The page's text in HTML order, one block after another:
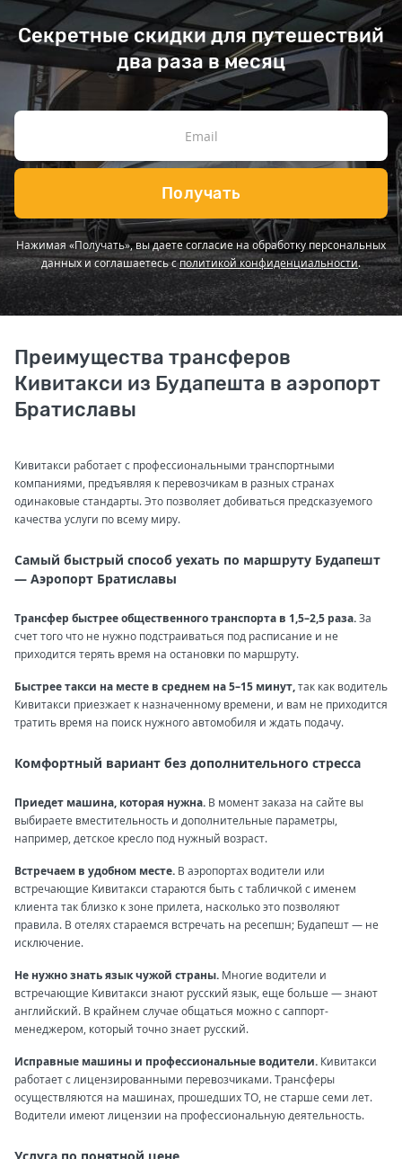
Секретные скидки для путешествий
два раза в месяц
Получать
Нажимая «Получать», вы даете согласие на обработку персональных
данных и соглашаетесь сполитикой конфиденциальности.
Преимущества трансферов
Кивитакси из Будапешта в аэропорт
Братиславы
Кивитакси работает с профессиональными транспортными
компаниями, предъявляя к перевозчикам в разных странах
одинаковые стандарты. Это позволяет добиваться предсказуемого
качества услуги по всему миру.
Самый быстрый способ уехать по маршруту Будапешт
— Аэропорт Братиславы
Трансфер быстрее общественного транспорта в 1,5–2,5 раза.За
счет того что не нужно подстраиваться под расписание и не
приходится терять время на остановки по маршруту.
Быстрее такси на месте в среднем на 5–15 минут,так как водитель
Кивитакси приезжает к назначенному времени, и вам не приходится
тратить время на поиск нужного автомобиля и ждать подачу.
Комфортный вариант без дополнительного стресса
Приедет машина, которая нужна. В момент заказа на сайте вы
выбираете вместительность и дополнительные параметры,
например, детское кресло под нужный возраст.
Встречаем в удобном месте. В аэропортах водители или
встречающие Кивитакси стараются быть с табличкой с именем
клиента так близко к зоне прилета, насколько это позволяют
правила. В отелях стараемся встречать на ресепшн; Будапешт — не
исключение.
Не нужно знать язык чужой страны. Многие водители и
встречающие Кивитакси знают русский язык, еще больше — знают
английский. В крайнем случае общаться можно с саппорт-
менеджером, который точно знает русский.
Исправные машины и профессиональные водители. Кивитакси
работает с лицензированными перевозчиками. Трансферы
осуществляются на машинах, прошедших ТО, не старше семи лет.
Водители имеют лицензии на профессиональную деятельность.